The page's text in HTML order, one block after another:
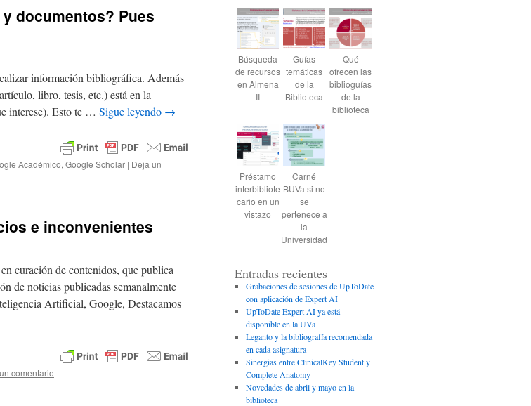
documentos? Pues
información bibliográfica. Además
libro, tesis, etc.) está en la
interese). Esto te … Sigue leyendo →
Académico, Google Scholar | Deja un
e inconvenientes
curación de contenidos, que publica
de noticias publicadas semanalmente
Artificial, Google, Destacamos
comentario
Búsqueda
de recursos
en Almena
II
Guías
temáticas
de la
Biblioteca
Qué
ofrecen las
biblioguías
de la
biblioteca
Préstamo
interbibliote
cario en un
vistazo
Carné
BUVa si no
se
pertenece a
la
Universidad
Entradas recientes
Grabaciones de sesiones de UpToDate
con aplicación de Expert AI
UpToDate Expert AI ya está
disponible en la UVa
Leganto y la bibliografía recomendada
en cada asignatura
Sinergias entre ClinicalKey Student y
Complete Anatomy
Novedades de abril y mayo en la
biblioteca